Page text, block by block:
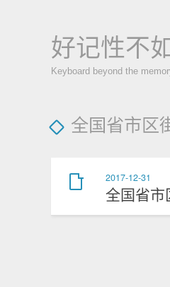
好记性不
Keyboard beyond the
全国省市区
2017-12-31
全国省市